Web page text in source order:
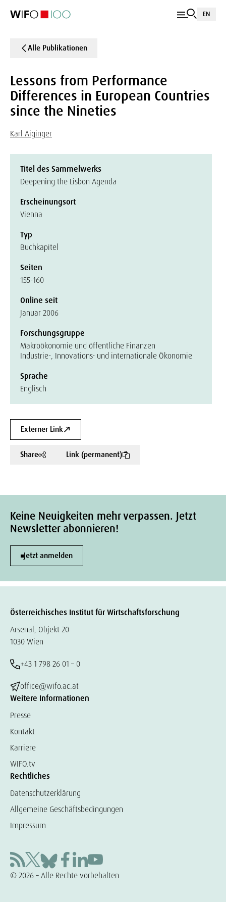
EN
Alle Publikationen
Lessons from Performance
Differences in European Countries
since the Nineties
Karl Aiginger
Titel des Sammelwerks
Deepening the Lisbon Agenda
Erscheinungsort
Vienna
Typ
Buchkapitel
Seiten
155-160
Online seit
Januar 2006
Forschungsgruppe
Makroökonomie und öffentliche Finanzen
Industrie-, Innovations- und internationale Ökonomie
Sprache
Englisch
Externer Link
Share Link (permanent)
Keine Neuigkeiten mehr verpassen. Jetzt
Newsletter abonnieren!
Jetzt anmelden
Österreichisches Institut für Wirtschaftsforschung
Arsenal, Objekt 20
1030 Wien
+43 1 798 26 01 – 0
office@wifo.ac.at
Weitere Informationen
Presse
Kontakt
Karriere
WIFO.tv
Rechtliches
Datenschutzerklärung
Allgemeine Geschäftsbedingungen
Impressum
© 2026 – Alle Rechte vorbehalten